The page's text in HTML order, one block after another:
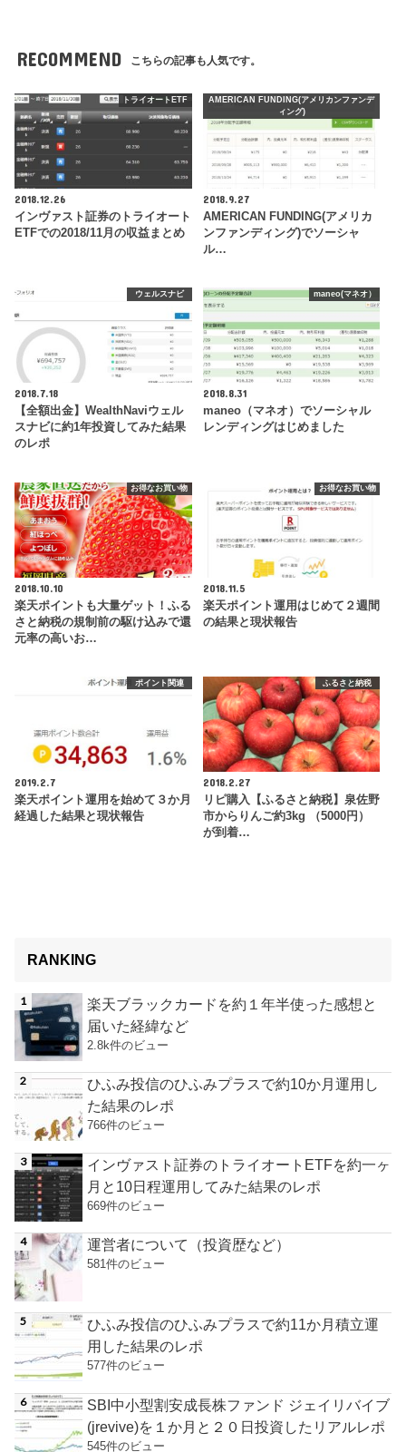
RECOMMEND こちらの記事も人気です。
トライオートETF
2018.12.26
インヴァスト証券のトライオート
ETFでの2018/11月の収益まとめ
AMERICAN FUNDING(アメリカンファンデ
ィング)
2018.9.27
AMERICAN FUNDING(アメリカ
ンファンディング)でソーシャ
ル…
ウェルスナビ
2018.7.18
【全額出金】WealthNaviウェル
スナビに約1年投資してみた結果
のレポ
maneo(マネオ）
2018.8.31
maneo（マネオ）でソーシャル
レンディングはじめました
お得なお買い物
2018.10.10
楽天ポイントも大量ゲット！ふる
さと納税の規制前の駆け込みで還
元率の高いお…
お得なお買い物
2018.11.5
楽天ポイント運用はじめて２週間
の結果と現状報告
ポイント関連
2019.2.7
楽天ポイント運用を始めて３か月
経過した結果と現状報告
ふるさと納税
2018.2.27
リピ購入【ふるさと納税】泉佐野
市からりんご約3kg （5000円）
が到着…
RANKING
楽天ブラックカードを約１年半使った感想と
届いた経緯など
2.8k件のビュー
ひふみ投信のひふみプラスで約10か月運用し
た結果のレポ
766件のビュー
インヴァスト証券のトライオートETFを約一ヶ
月と10日程運用してみた結果のレポ
669件のビュー
運営者について（投資歴など）
581件のビュー
ひふみ投信のひふみプラスで約11か月積立運
用した結果のレポ
577件のビュー
SBI中小型割安成長株ファンド ジェイリバイブ
(jrevive)を１か月と２０日投資したリアルレポ
545件のビュー